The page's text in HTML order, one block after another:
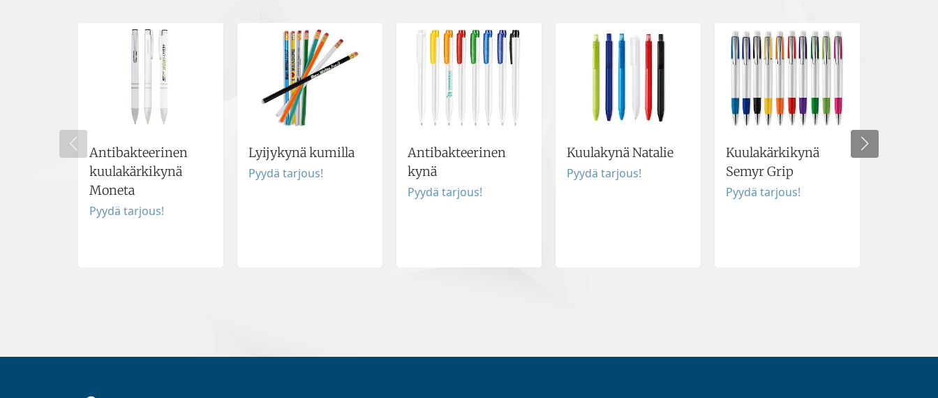
Antibakteerinen
kuulakärkikynä
Moneta
Pyydä tarjous!
Lyijykynä kumilla
Pyydä tarjous!
Antibakteerinen
kynä
Pyydä tarjous!
Kuulakynä Natalie
Pyydä tarjous!
Kuulakärkikynä
Semyr Grip
Pyydä tarjous!